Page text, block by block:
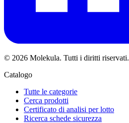
© 2026 Molekula. Tutti i diritti riservati.
Catalogo
Tutte le categorie
Cerca prodotti
Certificato di analisi per lotto
Ricerca schede sicurezza